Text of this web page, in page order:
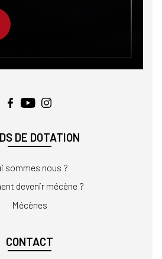
DE DOTATION
sommes nous ?
devenir mécène ?
Mécènes
CONTACT